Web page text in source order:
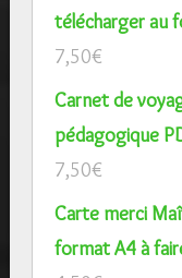
télécharger au
7,50€
Carnet de
pédagogique
7,50€
Carte merci
format A4 à